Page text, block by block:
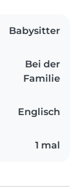
Babysitter
Bei der
Familie
Englisch
1 mal